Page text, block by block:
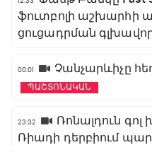
ֆուտբոլի աշխարհի
ցուցադրման
00:01 Չանչարևիչը
ՊԱՇՏՈՆԱԿԱՆ
23:32
Ռոնալդուն գոլ
Ռիադի դերբիում